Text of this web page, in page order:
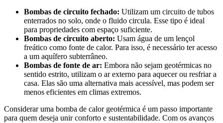
Bombas de circuito fechado: Utilizam um circuito de tubos
enterrados no solo, onde o fluido circula. Esse tipo é ideal
para propriedades com espaço suficiente.
Bombas de circuito aberto: Usam água de um lençol
freático como fonte de calor. Para isso, é necessário ter acesso
a um aquífero subterrâneo.
Bombas de fonte de ar: Embora não sejam geotérmicas no
sentido estrito, utilizam o ar externo para aquecer ou resfriar a
casa. Elas são uma alternativa mais acessível, mas podem ser
menos eficientes em climas extremos.
Considerar uma bomba de calor geotérmica é um passo importante
para quem deseja unir conforto e sustentabilidade. Com os avanços